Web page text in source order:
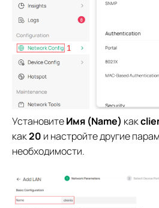
УстановитеИмя (Name) как
как20 и настройте другие
необходимости.